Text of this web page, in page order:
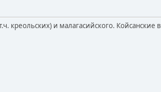
креольских) и малагасийского. Койсанские